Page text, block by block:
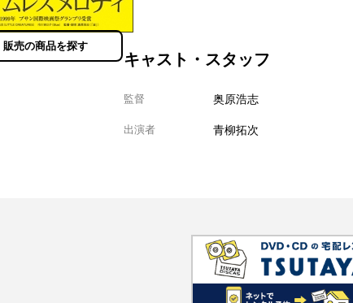
販売の商品を探す
キャスト・スタッフ
監督 奥原浩志
出演者 青柳拓次